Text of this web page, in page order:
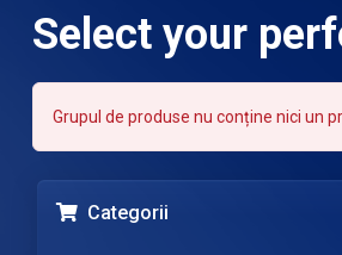
Select your
Grupul de produse nu conține nici un
Categorii